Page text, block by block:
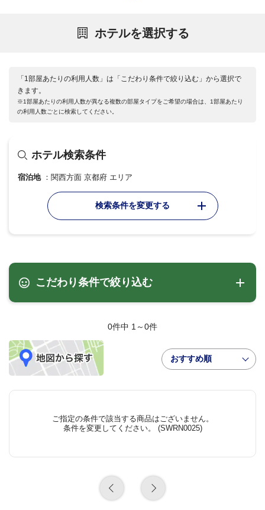
ホテルを選択する
「1部屋あたりの利用人数」は「こだわり条件で絞り込む」から選択で
きます。
※1部屋あたりの利用人数が異なる複数の部屋タイプをご希望の場合は、1部屋あたり
の利用人数ごとに検索してください。
ホテル検索条件
宿泊地 関西方面 京都府 エリア
検索条件を変更する
こだわり条件で絞り込む
0件中 1～0件
おすすめ順
ご指定の条件で該当する商品はございません。
条件を変更してください。 (SWRN0025)